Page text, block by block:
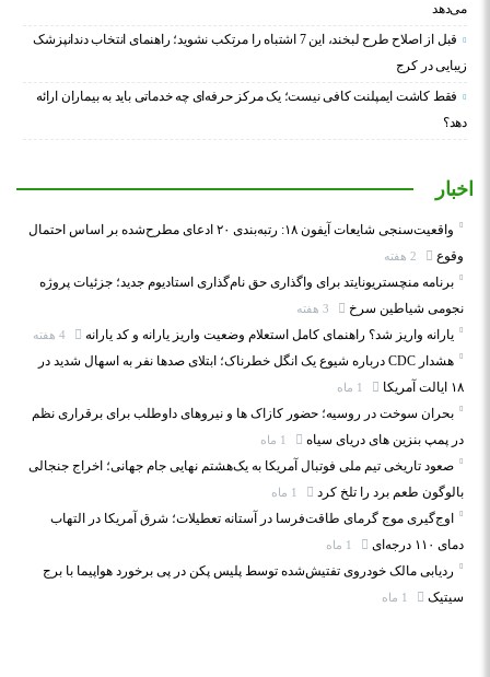
می‌دهد
قبل از اصلاح طرح لبخند، این 7 اشتباه را مرتکب نشوید؛ راهنمای انتخاب دندانپزشک
زیبایی در کرج
فقط کاشت ایمپلنت کافی نیست؛ یک مرکز حرفه‌ای چه خدماتی باید به بیماران ارائه
دهد؟
اخبار
واقعیت‌سنجی شایعات آیفون ۱۸: رتبه‌بندی ۲۰ ادعای مطرح‌شده بر اساس احتمال
وقوع
برنامه منچستریونایتد برای واگذاری حق نام‌گذاری استادیوم جدید؛ جزئیات پروژه
نجومی شیاطین سرخ
یارانه واریز شد؟ راهنمای کامل استعلام وضعیت واریز یارانه و کد یارانه
هشدار CDC درباره شیوع یک انگل خطرناک؛ ابتلای صدها نفر به اسهال شدید در
۱۸ ایالت آمریکا
بحران سوخت در روسیه؛ حضور کازاک‌ ها و نیروهای داوطلب برای برقراری نظم
در پمپ بنزین‌ های دریای سیاه
صعود تاریخی تیم ملی فوتبال آمریکا به یک‌هشتم نهایی جام جهانی؛ اخراج جنجالی
بالوگون طعم برد را تلخ کرد
اوج‌گیری موج گرمای طاقت‌فرسا در آستانه تعطیلات؛ شرق آمریکا در التهاب
دمای ۱۱۰ درجه‌ای
ردیابی مالک خودروی تفتیش‌شده توسط پلیس پکن در پی برخورد هواپیما با برج
سیتیک